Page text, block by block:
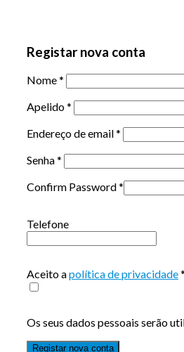
Registar nova conta
Nome*
Apelido*
Endereço de email*
Senha*
Confirm Password*
Telefone
Aceito apolítica de privacidade*
Os seus dados pessoais serão
Registar nova conta